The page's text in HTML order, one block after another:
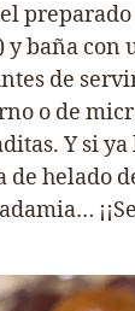
baña con
de
o de
Y si ya
de helado